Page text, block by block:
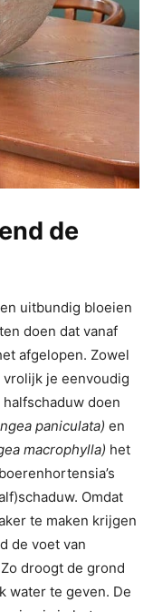
de
uitbundig bloeien
doen dat vanaf
afgelopen. Zowel
je eenvoudig
doen
paniculata) en
macrophylla) het
Omdat
te maken krijgen
de voet van
droogt de grond
water te geven. De